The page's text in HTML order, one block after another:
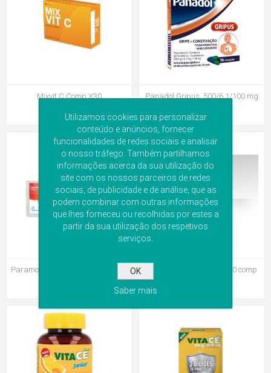
Mixvit C Comp X30
Panadol Gripus, 500/6,1/100 mg
Paramolan C, 500/250 mg x 20 pó
Sinutab II, 500/30 mg x 20 comp
Utilizamos cookies para personalizar
conteúdo e anúncios, fornecer
funcionalidades de redes sociais e analisar
o nosso tráfego. Também partilhamos
informações acerca da sua utilização do
site com os nossos parceiros de redes
sociais, de publicidade e de análise, que as
podem combinar com outras informações
que lhes forneceu ou recolhidas por estes a
partir da sua utilização dos respetivos
serviços.
OK
Saber mais